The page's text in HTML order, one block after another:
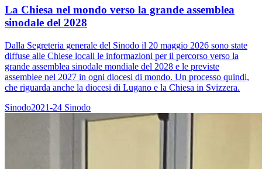
La Chiesa nel mondo verso la grande assemblea
sinodale del 2028
Dalla Segreteria generale del Sinodo il 20 maggio 2026 sono state
diffuse alle Chiese locali le informazioni per il percorso verso la
grande assemblea sinodale mondiale del 2028 e le previste
assemblee nel 2027 in ogni diocesi di mondo. Un processo quindi,
che riguarda anche la diocesi di Lugano e la Chiesa in Svizzera.
Sinodo2021-24 Sinodo